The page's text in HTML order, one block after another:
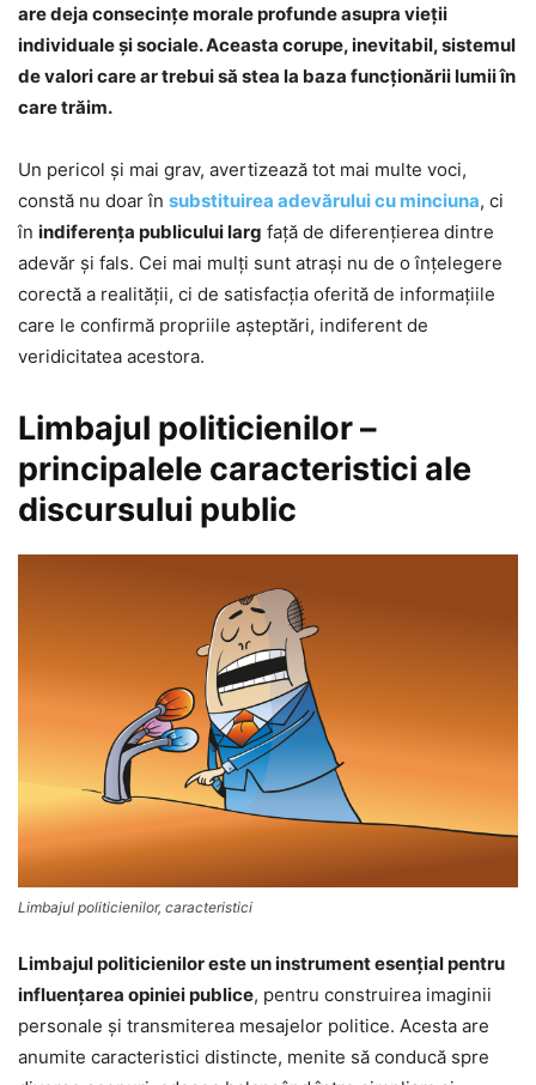
are deja consecințe morale profunde asupra vieții
individuale și sociale. Aceasta corupe, inevitabil, sistemul
de valori care ar trebui să stea la baza funcționării lumii în
care trăim.
Un pericol și mai grav, avertizează tot mai multe voci,
constă nu doar în substituirea adevărului cu minciuna, ci
în indiferența publicului larg față de diferențierea dintre
adevăr și fals. Cei mai mulți sunt atrași nu de o înțelegere
corectă a realității, ci de satisfacția oferită de informațiile
care le confirmă propriile așteptări, indiferent de
veridicitatea acestora.
Limbajul politicienilor –
principalele caracteristici ale
discursului public
Limbajul politicienilor, caracteristici
Limbajul politicienilor este un instrument esențial pentru
influențarea opiniei publice, pentru construirea imaginii
personale și transmiterea mesajelor politice. Acesta are
anumite caracteristici distincte, menite să conducă spre